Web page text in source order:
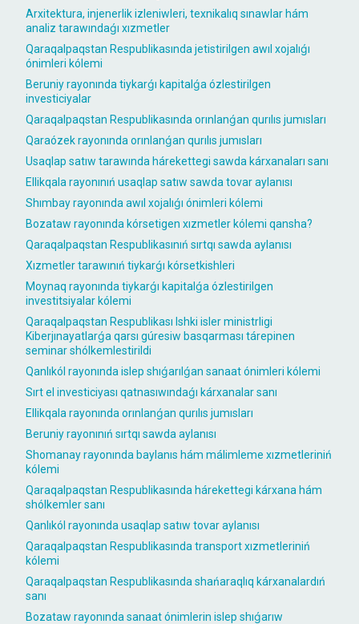
Arxitektura, injenerlik izleniwleri, texnikalıq sınawlar hám
analiz tarawındaǵı xızmetler
Qaraqalpaqstan Respublikasında jetistirilgen awıl xojalıǵı
ónimleri kólemi
Beruniy rayonında tiykarǵı kapitalǵa ózlestirilgen
investiciyalar
Qaraqalpaqstan Respublikasında orınlanǵan qurılıs jumısları
Qaraózek rayonında orınlanǵan qurılıs jumısları
Usaqlap satıw tarawında hárekettegi sawda kárxanaları sanı
Ellikqala rayonınıń usaqlap satıw sawda tovar aylanısı
Shımbay rayonında awıl xojalıǵı ónimleri kólemi
Bozataw rayonında kórsetigen xızmetler kólemi qansha?
Qaraqalpaqstan Respublikasınıń sırtqı sawda aylanısı
Xızmetler tarawınıń tiykarǵı kórsetkishleri
Moynaq rayonında tiykarǵı kapitalǵa ózlestirilgen
investitsiyalar kólemi
Qaraqalpaqstan Respublikası Ishki isler ministrligi
Kiberjınayatlarǵa qarsı gúresiw basqarması tárepinen
seminar shólkemlestirildi
Qanlıkól rayonında islep shıǵarılǵan sanaat ónimleri kólemi
Sırt el investiciyası qatnasıwındaǵı kárxanalar sanı
Ellikqala rayonında orınlanǵan qurılıs jumısları
Beruniy rayonınıń sırtqı sawda aylanısı
Shomanay rayonında baylanıs hám málimleme xızmetleriniń
kólemi
Qaraqalpaqstan Respublikasında hárekettegi kárxana hám
shólkemler sanı
Qanlıkól rayonında usaqlap satıw tovar aylanısı
Qaraqalpaqstan Respublikasında transport xızmetleriniń
kólemi
Qaraqalpaqstan Respublikasında shańaraqlıq kárxanalardıń
sanı
Bozataw rayonında sanaat ónimlerin islep shıǵarıw